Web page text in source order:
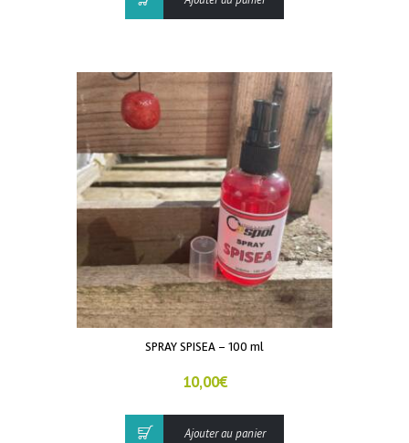
SPRAY SPISEA – 100 ml
10,00€
Ajouter au panier